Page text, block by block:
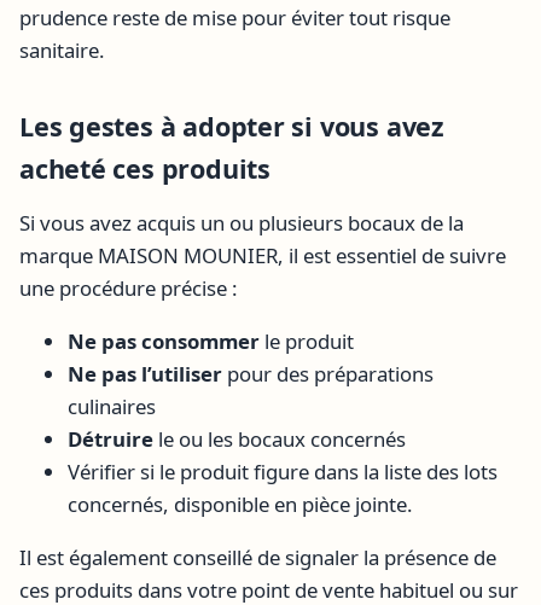
prudence reste de mise pour éviter tout risque
sanitaire.
Les gestes à adopter si vous avez
acheté ces produits
Si vous avez acquis un ou plusieurs bocaux de la
marque MAISON MOUNIER, il est essentiel de suivre
une procédure précise :
Ne pas consommer le produit
Ne pas l’utiliser pour des préparations
culinaires
Détruire le ou les bocaux concernés
Vérifier si le produit figure dans la liste des lots
concernés, disponible en pièce jointe.
Il est également conseillé de signaler la présence de
ces produits dans votre point de vente habituel ou sur